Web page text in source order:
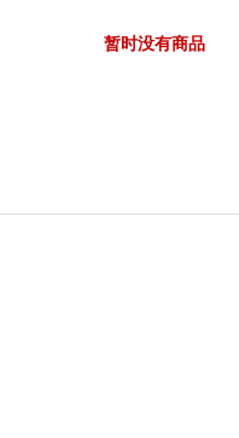
暂时没有商品